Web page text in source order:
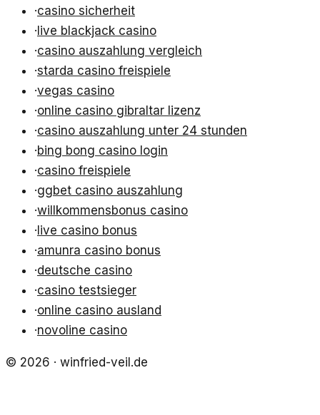
·casino sicherheit
·live blackjack casino
·casino auszahlung vergleich
·starda casino freispiele
·vegas casino
·online casino gibraltar lizenz
·casino auszahlung unter 24 stunden
·bing bong casino login
·casino freispiele
·ggbet casino auszahlung
·willkommensbonus casino
·live casino bonus
·amunra casino bonus
·deutsche casino
·casino testsieger
·online casino ausland
·novoline casino
© 2026 · winfried-veil.de